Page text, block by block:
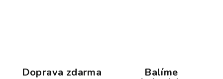
Doprava zdarma Balíme